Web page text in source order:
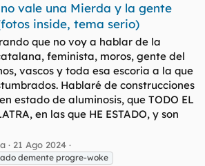
vale una Mierda y la gente
inside, tema serio)
que no voy a hablar de la
feminista, moros, gente del
vascos y toda esa escoria a la que
Hablaré de construcciones
estado de aluminosis, que TODO EL
en las que HE ESTADO, y son
21 Ago 2024
demente progre-woke